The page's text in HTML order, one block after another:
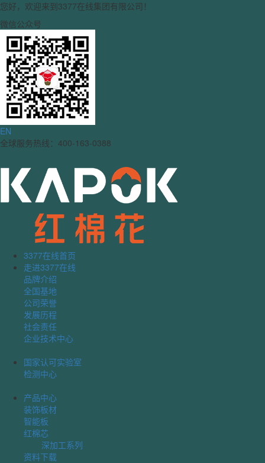
您好，欢迎来到3377在线集团有限公司！
微信公众号
EN
全球服务热线：400-163-0388
3377在线首页
走进3377在线
品牌介绍
全国基地
公司荣誉
发展历程
社会责任
企业技术中心
国家认可实验室
检测中心
产品中心
装饰板材
智能板
红棉芯
深加工系列
资料下载